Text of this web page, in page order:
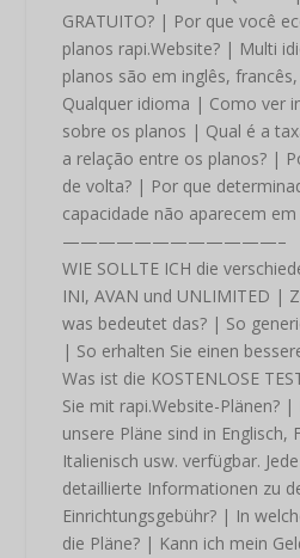
GRATUITO? | Por que você
planos rapi.Website? | Multi
planos são em inglês,
Qualquer idioma | Como ver
sobre os planos | Qual é a
a relação entre os planos? |
de volta? | Por que
capacidade não aparecem
————————————–
WIE SOLLTE ICH die
INI, AVAN und UNLIMITED |
was bedeutet das? | So
| So erhalten Sie einen
Was ist die KOSTENLOSE
Sie mit rapi.Website-Plänen?
unsere Pläne sind in Englisch,
Italienisch usw. verfügbar.
detaillierte Informationen zu
Einrichtungsgebühr? | In
die Pläne? | Kann ich mein